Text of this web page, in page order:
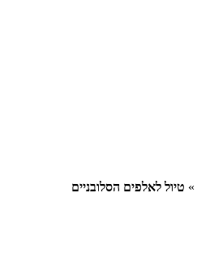
» טיול לאלפים הסלובניים